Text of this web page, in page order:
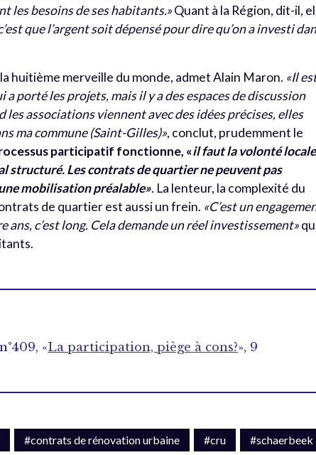
les besoins de ses habitants.»Quant à la Région, dit-il,
que l’argent soit dépensé pour dire qu’on a investi
huitième merveille du monde, admet Alain Maron. «Il
a porté les projets, mais il y a des espaces de discussion
associations viennent avec des idées précises, elles
ma commune (Saint-Gilles)», conclut, prudemment le
participatif fonctionne, «il faut la volonté
structuré. Les contrats de quartier ne peuvent pas
mobilisation préalable». La lenteur, la complexité du
de quartier est aussi un frein. «C’est un
c’est long. Cela demande un réel investissement»
«La participation, piège à cons?», 9
#contrats de rénovation urbaine #cru #schaerbeek